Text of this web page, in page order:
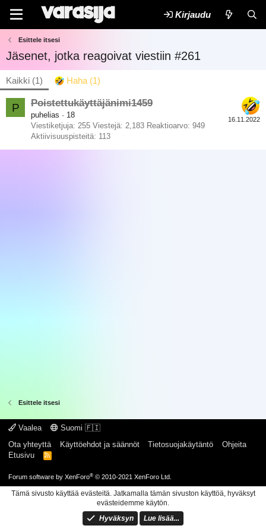
Kirjaudu
Esittele itsesi
Jäsenet, jotka reagoivat viestiin #261
Kaikki (1) Haha (1)
P
16.11.2022
Poistettukäyttäjänimi1459
puhelias · 18
Viestiketjuja 255 Viestejä 2,183 Reaktioarvo 949
Aktiivisuuspisteitä 113
Esittele itsesi
Vaalea
Suomi 🇫🇮
Ota yhteyttä
Käyttöehdot ja säännöt Tietosuojakäytäntö
Ohjeita
Etusivu
R
Forum software by XenForo® © 2010-2021 XenForo Ltd.
Tämä sivusto käyttää evästeitä. Jatkamalla tämän sivuston käyttöä, hyväksyt
evästeidemme käytön.
Hyväksyn
Lue lisää...